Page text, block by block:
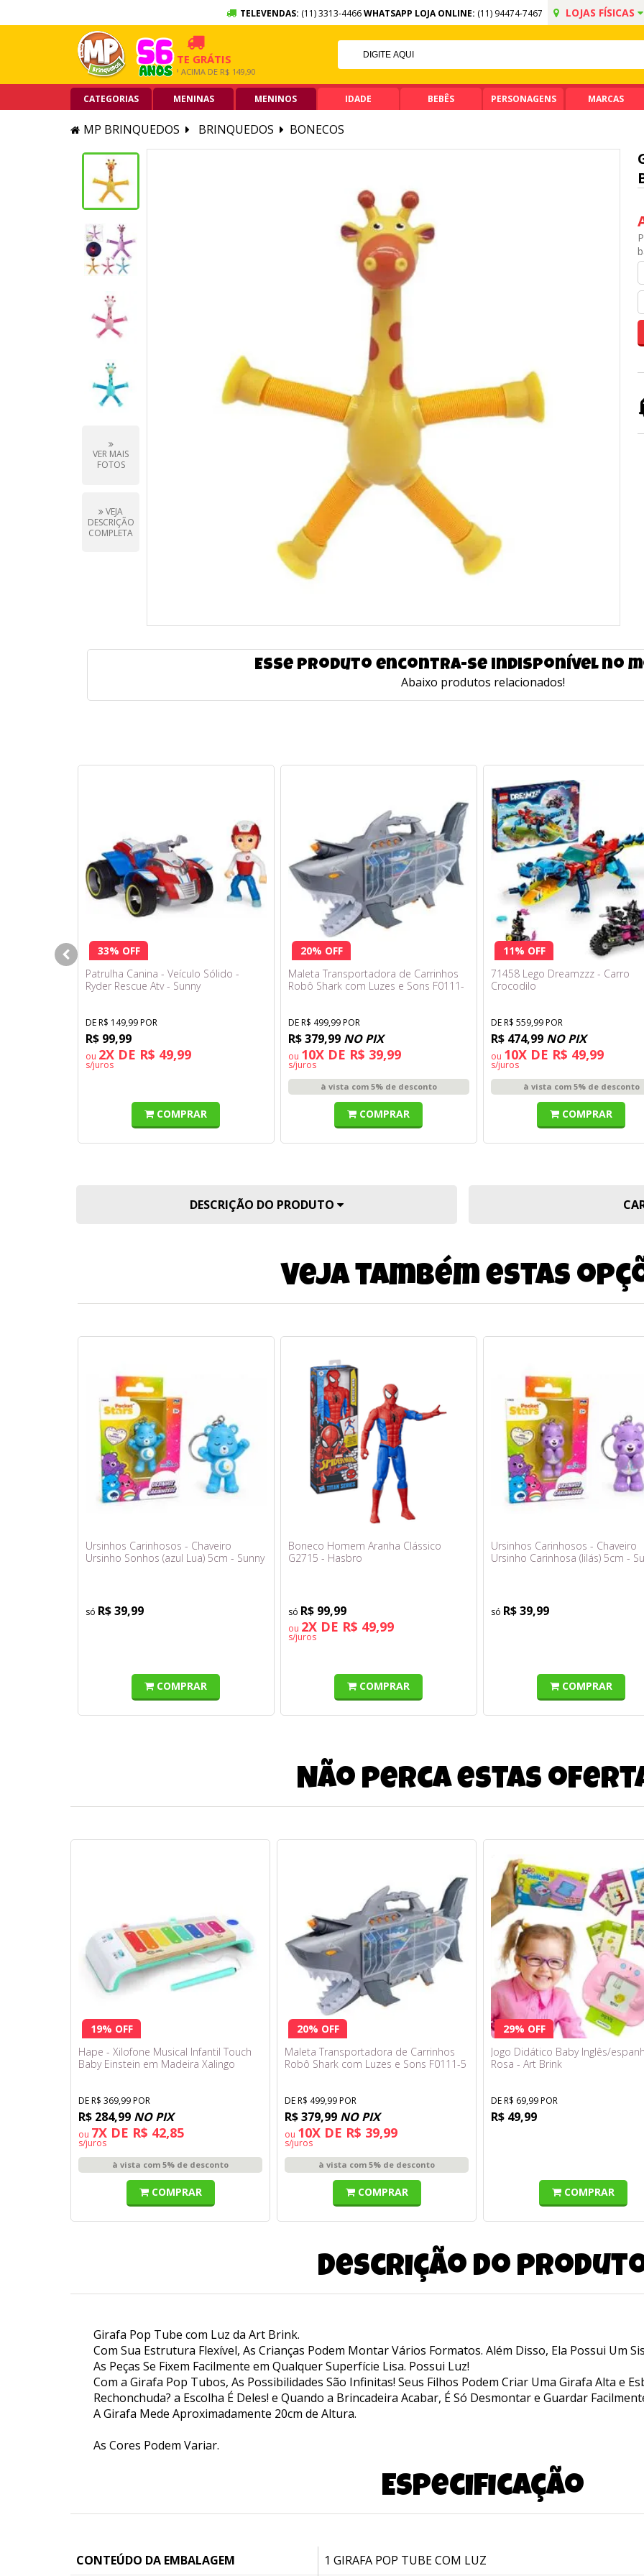
TELEVENDAS: (11) 3313-4466WHATSAPP LOJA ONLINE: (11) 94474-7467 LOJAS FÍSICAS
FRETE GRÁTIS
GRANDE SP ACIMA DE R$ 149,90
5% OFF NO PIX
PIX ACIMA DE R$ 99,90
CATEGORIAS MENINAS MENINOS IDADE BEBÊS PERSONAGENS MARCAS
MP BRINQUEDOS BRINQUEDOS BONECOS
VER MAIS
FOTOS
VEJA
DESCRIÇÃO
COMPLETA
Esse produto encontra-se indisponível no
Abaixo produtos relacionados!
33% OFF
Patrulha Canina - Veículo Sólido -
Ryder Rescue Atv - Sunny
DE R$ 149,99 POR
R$ 99,99
ou 2X DE R$ 49,99
s/juros
COMPRAR
20% OFF
Maleta Transportadora de Carrinhos
Robô Shark com Luzes e Sons F0111-
DE R$ 499,99 POR
R$ 379,99 NO PIX
ou 10X DE R$ 39,99
s/juros
à vista com 5% de desconto
COMPRAR
11% OFF
71458 Lego Dreamzzz - Carro
Crocodilo
DE R$ 559,99 POR
R$ 474,99 NO PIX
ou 10X DE R$ 49,99
s/juros
à vista com 5% de desconto
COMPRAR
DESCRIÇÃO DO PRODUTO
Veja também estas
Ursinhos Carinhosos - Chaveiro
Ursinho Sonhos (azul Lua) 5cm - Sunny
R$ 39,99
COMPRAR
Boneco Homem Aranha Clássico
G2715 - Hasbro
R$ 99,99
ou 2X DE R$ 49,99
s/juros
COMPRAR
Ursinhos Carinhosos - Chaveiro
Ursinho Carinhosa (lilás) 5cm -
R$ 39,99
COMPRAR
Não perca estas
19% OFF
Hape - Xilofone Musical Infantil Touch
Baby Einstein em Madeira Xalingo
DE R$ 369,99 POR
R$ 284,99 NO PIX
ou 7X DE R$ 42,85
s/juros
à vista com 5% de desconto
COMPRAR
20% OFF
Maleta Transportadora de Carrinhos
Robô Shark com Luzes e Sons F0111-5
DE R$ 499,99 POR
R$ 379,99 NO PIX
ou 10X DE R$ 39,99
s/juros
à vista com 5% de desconto
COMPRAR
29% OFF
Jogo Didático Baby Inglês/
Rosa - Art Brink
DE R$ 69,99 POR
R$ 49,99
COMPRAR
Descrição do
Girafa Pop Tube com Luz da Art Brink.
Com Sua Estrutura Flexível, As Crianças Podem Montar Vários Formatos. Além Disso, Ela Possui Um
As Peças Se Fixem Facilmente em Qualquer Superfície Lisa. Possui Luz!
Com a Girafa Pop Tubos, As Possibilidades São Infinitas! Seus Filhos Podem Criar Uma Girafa Alta e
Rechonchuda? a Escolha É Deles! e Quando a Brincadeira Acabar, É Só Desmontar e Guardar
A Girafa Mede Aproximadamente 20cm de Altura.
As Cores Podem Variar.
Especificação
CONTEÚDO DA EMBALAGEM 1 GIRAFA POP TUBE COM LUZ